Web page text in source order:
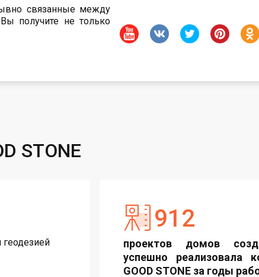
STONE
912
проектов домов
успешно реализовала
GOOD STONE за годы